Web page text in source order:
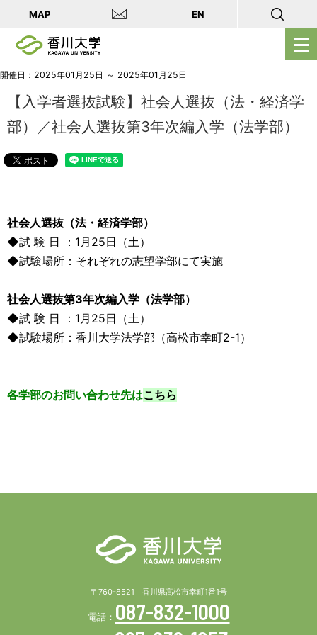
メ
ニ
ー
開
MAP EN
開催日：2025年01月25日 ～ 2025年01月25日
【入学者選抜試験】社会人選抜（法・経済学
部）／社会人選抜第3年次編入学（法学部）
社会人選抜（法・経済学部）
◆試 験 日 ：1月25日（土）
◆試験場所：それぞれの志望学部にて実施
社会人選抜第3年次編入学（法学部）
◆試 験 日 ：1月25日（土）
◆試験場所：香川大学法学部（高松市幸町2-1）
各学部のお問い合わせ先はこちら
〒760-8521 香川県高松市幸町1番1号
電話： 087-832-1000